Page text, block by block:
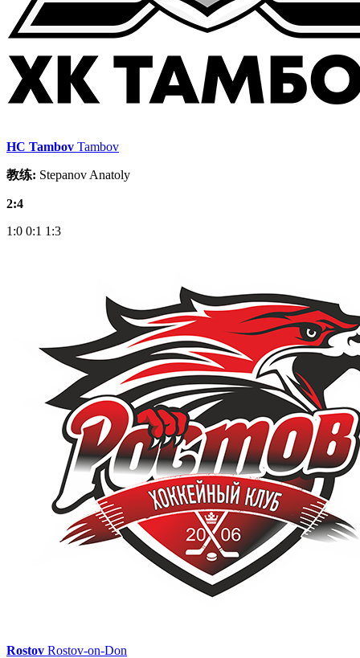
HC Tambov Tambov
教练: Stepanov Anatoly
2:4
1:0 0:1 1:3
Rostov Rostov-on-Don